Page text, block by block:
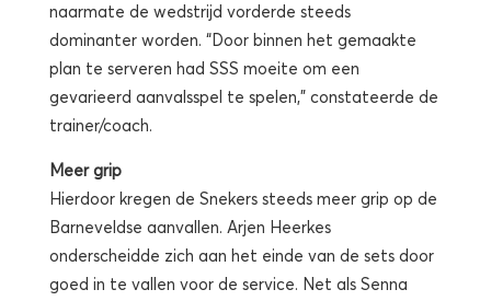
naarmate de wedstrijd vorderde steeds
dominanter worden. “Door binnen het gemaakte
plan te serveren had SSS moeite om een
gevarieerd aanvalsspel te spelen,” constateerde de
trainer/coach.
Meer grip
Hierdoor kregen de Snekers steeds meer grip op de
Barneveldse aanvallen. Arjen Heerkes
onderscheidde zich aan het einde van de sets door
goed in te vallen voor de service. Net als Senna